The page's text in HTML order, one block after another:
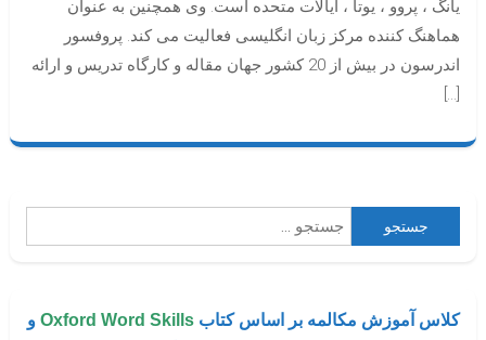
یانگ ، پروو ، یوتا ، ایالات متحده است. وی همچنین به عنوان
هماهنگ کننده مرکز زبان انگلیسی فعالیت می کند. پروفسور
اندرسون در بیش از 20 کشور جهان مقاله و کارگاه تدریس و ارائه
[…]
برای:
کلاس آموزش مکالمه بر اساس کتابOxford Word Skills و